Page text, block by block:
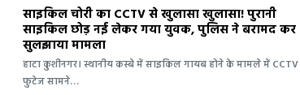
साइकिल चोरी का CCTV से खुलासा खुलासा! पुरानी
साइकिल छोड़ नई लेकर गया युवक, पुलिस ने बरामद कर
सुलझाया मामला
हाटा कुशीनगर। स्थानीय कस्बे में साइकिल गायब होने के मामले में CCTV
फुटेज सामने…